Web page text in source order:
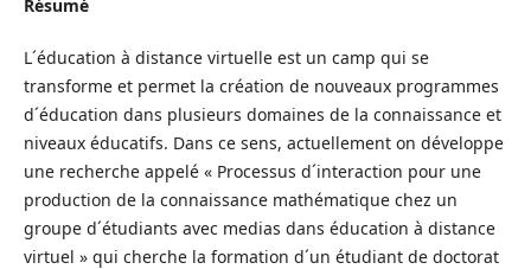
Résumé
L´éducation à distance virtuelle est un camp qui se
transforme et permet la création de nouveaux programmes
d´éducation dans plusieurs domaines de la connaissance et
niveaux éducatifs. Dans ce sens, actuellement on développe
une recherche appelé « Processus d´interaction pour une
production de la connaissance mathématique chez un
groupe d´étudiants avec medias dans éducation à distance
virtuel » qui cherche la formation d´un étudiant de doctorat